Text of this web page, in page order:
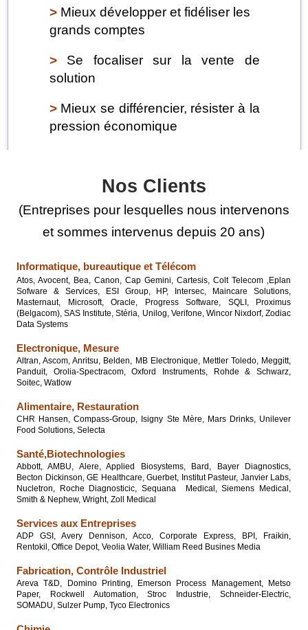
> Mieux développer et fidéliser les
grands comptes
>Se focaliser sur la vente de
solution
>Mieux se différencier, résister à la
pression économique
>Renforcer l'alignement des
d’organisation
Nos Clients
(Entreprises pour lesquelles nous intervenons
et sommes intervenus depuis 20 ans)
Informatique, bureautique et Télécom
Atos, Avocent, Bea, Canon, Cap Gemini, Cartesis, Colt Telecom ,Eplan
Sofware & Services, ESI Group, HP, Intersec, Maincare Solutions,
Masternaut, Microsoft, Oracle, Progress Software, SQLI, Proximus
(Belgacom), SAS Institute, Stéria, Unilog, Verifone, Wincor Nixdorf, Zodiac
Data Systems
Electronique, Mesure
Altran, Ascom, Anritsu, Belden, MB Electronique, Mettler Toledo, Meggitt,
Panduit, Orolia-Spectracom, Oxford Instruments, Rohde & Schwarz,
Soitec, Watlow
Alimentaire, Restauration
CHR Hansen, Compass-Group, Isigny Ste Mère, Mars Drinks, Unilever
Food Solutions, Selecta
Santé,Biotechnologies
Abbott, AMBU, Alere, Applied Biosystems, Bard, Bayer Diagnostics,
Becton Dickinson, GE Healthcare, Guerbet, Institut Pasteur, Janvier Labs,
Nucletron, Roche Diagnosticic, Sequana Medical, Siemens Medical,
Smith & Nephew, Wright, Zoll Medical
Services aux Entreprises
ADP GSI, Avery Dennison, Acco, Corporate Express, BPI, Fraikin,
Rentokil, Office Depot, Veolia Water, William Reed Busines Media
Fabrication, Contrôle Industriel
Areva T&D, Domino Printing, Emerson Process Management, Metso
Paper, Rockwell Automation, Stroc Industrie, Schneider-Electric,
SOMADU, Sulzer Pump, Tyco Electronics